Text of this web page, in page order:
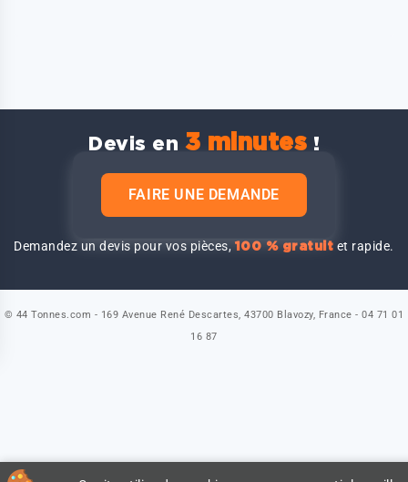
Devis en 3 minutes !
FAIRE UNE DEMANDE
Demandez un devis pour vos pièces,100 % gratuit et rapide.
© 44 Tonnes.com - 169 Avenue René Descartes, 43700 Blavozy, France - 04 71 01
16 87